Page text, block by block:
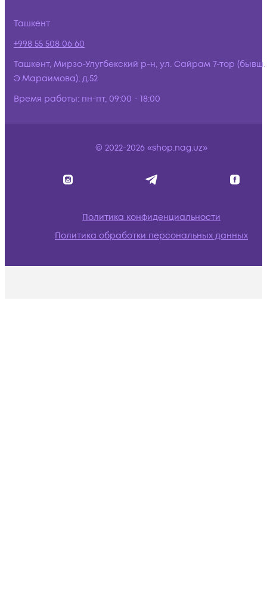
Ташкент
+998 55 508 06 60
Ташкент, Мирзо-Улугбекский р-н, ул. Сайрам 7-тор (бывш.
Э.Мараимова), д.52
Время работы: пн-пт, 09:00 - 18:00
© 2022-2026 «shop.nag.uz»
Политика конфиденциальности
Политика обработки персональных данных